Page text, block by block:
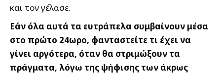
και τον γέλασε.
Εάν όλα αυτά τα ευτράπελα συμβαίνουν μέσα
στο πρώτο 24ωρο, φανταστείτε τι έχει να
γίνει αργότερα, όταν θα στριμώξουν τα
πράγματα, λόγω της ψήφισης των άκρως